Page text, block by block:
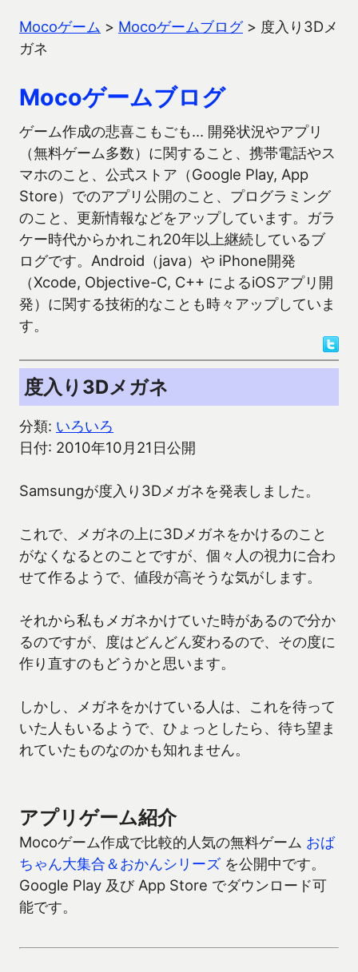
Mocoゲーム > Mocoゲームブログ> 度入り3Dメ
ガネ
Mocoゲームブログ
ゲーム作成の悲喜こもごも… 開発状況やアプリ
（無料ゲーム多数）に関すること、携帯電話やス
マホのこと、公式ストア（Google Play, App
Store）でのアプリ公開のこと、プログラミング
のこと、更新情報などをアップしています。ガラ
ケー時代からかれこれ20年以上継続しているブ
ログです。Android（java）や iPhone開発
（Xcode, Objective-C, C++ によるiOSアプリ開
発）に関する技術的なことも時々アップしていま
す。
度入り3Dメガネ
分類: いろいろ
日付: 2010年10月21日公開
Samsungが度入り3Dメガネを発表しました。
これで、メガネの上に3Dメガネをかけるのこと
がなくなるとのことですが、個々人の視力に合わ
せて作るようで、値段が高そうな気がします。
それから私もメガネかけていた時があるので分か
るのですが、度はどんどん変わるので、その度に
作り直すのもどうかと思います。
しかし、メガネをかけている人は、これを待って
いた人もいるようで、ひょっとしたら、待ち望ま
れていたものなのかも知れません。
アプリゲーム紹介
Mocoゲーム作成で比較的人気の無料ゲーム おば
ちゃん大集合＆おかんシリーズ を公開中です。
Google Play 及び App Store でダウンロード可
能です。